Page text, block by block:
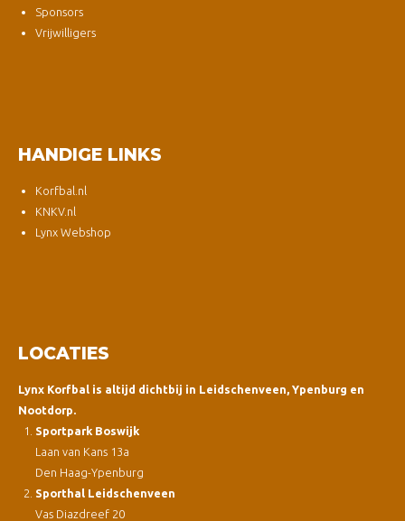
Sponsors
Vrijwilligers
HANDIGE LINKS
Korfbal.nl
KNKV.nl
Lynx Webshop
LOCATIES
Lynx Korfbal is altijd dichtbij in Leidschenveen, Ypenburg en
Nootdorp.
Sportpark Boswijk
Laan van Kans 13a
Den Haag-Ypenburg
Sporthal Leidschenveen
Vas Diazdreef 20